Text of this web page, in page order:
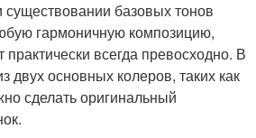
существовании базовых тонов
гармоничную композицию,
практически всегда превосходно. В
двух основных колеров, таких как
сделать оригинальный